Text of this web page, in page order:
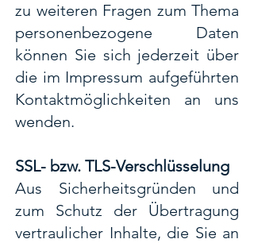
zu weiteren Fragen zum Thema
personenbezogene Daten
können Sie sich jederzeit über
die im Impressum aufgeführten
Kontaktmöglichkeiten an uns
wenden.
SSL- bzw. TLS-Verschlüsselung
Aus Sicherheitsgründen und
zum Schutz der Übertragung
vertraulicher Inhalte, die Sie an